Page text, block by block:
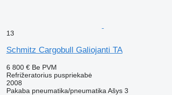
13
Schmitz Cargobull Galiojanti TA
6 800 € Be PVM
Refrižeratorius puspriekabė
2008
Pakaba pneumatika/pneumatika Ašys 3